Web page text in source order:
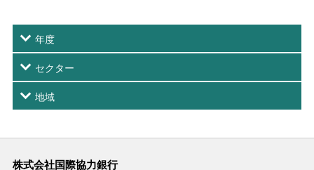
年度
セクター
地域
株式会社国際協力銀行